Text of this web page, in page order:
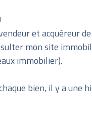
et acquéreur
mon site
immobilier).
bien, il y a une